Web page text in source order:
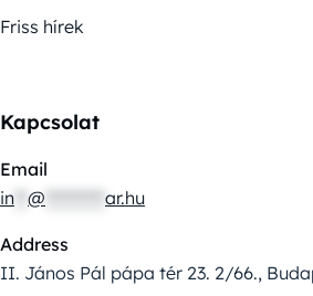
Friss hírek
Kapcsolat
Email
in @ ar.hu
Address
II. János Pál pápa tér 23. 2/66.,